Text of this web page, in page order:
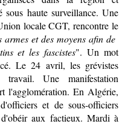
sous haute surveillance. Une
locale CGT, rencontre le
armes et des moyens afin de
et les fascistes". Un mot
Le 24 avril, les grévistes
Une manifestation
l'agglomération. En Algérie,
et de sous-officiers
aux factieux. Mardi à